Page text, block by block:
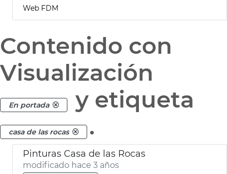
Web FDM
Contenido con
Visualización
En portada y etiqueta
casa de las rocas .
Pinturas Casa de las Rocas
modificado hace 3 años